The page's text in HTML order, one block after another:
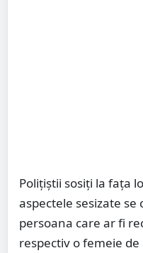
Polițiștii sosiți la fața
aspectele sesizate
persoana care ar fi
respectiv o femeie de